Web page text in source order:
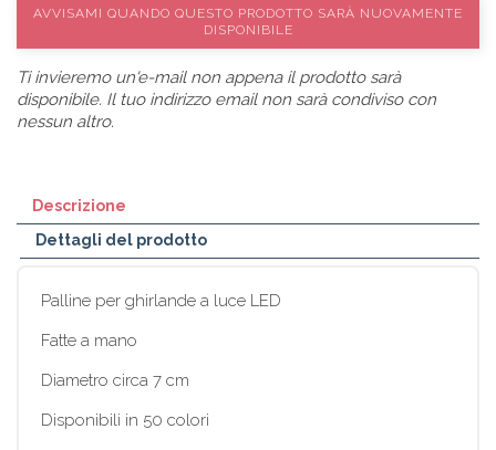
AVVISAMI QUANDO QUESTO PRODOTTO SARÀ NUOVAMENTE
DISPONIBILE
Ti invieremo un'e-mail non appena il prodotto sarà
disponibile. Il tuo indirizzo email non sarà condiviso con
nessun altro.
Descrizione
Dettagli del prodotto
Palline per ghirlande a luce LED
Fatte a mano
Diametro circa 7 cm
Disponibili in 50 colori